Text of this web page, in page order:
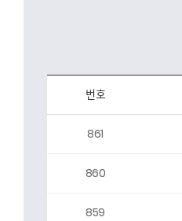
번호
861
860
859